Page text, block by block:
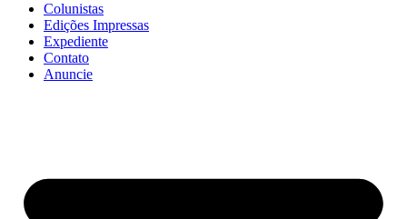
Colunistas
Edições Impressas
Expediente
Contato
Anuncie